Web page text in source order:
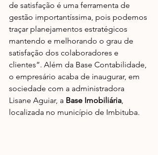
de satisfação é uma ferramenta de
gestão importantíssima, pois podemos
traçar planejamentos estratégicos
mantendo e melhorando o grau de
satisfação dos colaboradores e
clientes”. Além da Base Contabilidade,
o empresário acaba de inaugurar, em
sociedade com a administradora
Lisane Aguiar, a Base Imobiliária,
localizada no município de Imbituba.